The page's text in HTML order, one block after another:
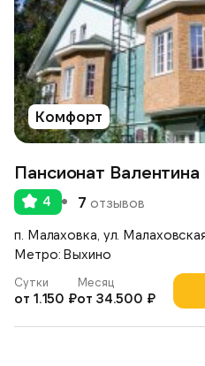
Комфорт
Пансионат
4 7 отзывов
п. Малаховка, ул.
Метро: Выхино
Сутки
от 1.150 ₽
Месяц
от 34.500 ₽